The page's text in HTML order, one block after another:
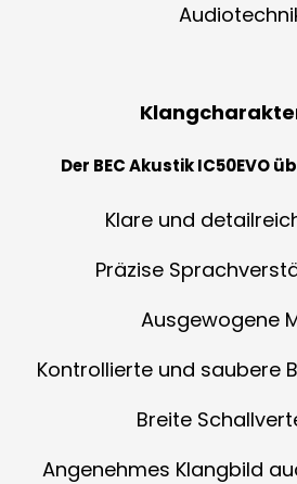
Der BEC Akustik IC50EVO
Klare und
Präzise
Ausgewogene
Kontrollierte und saubere
Breite
Angenehmes Klangbild